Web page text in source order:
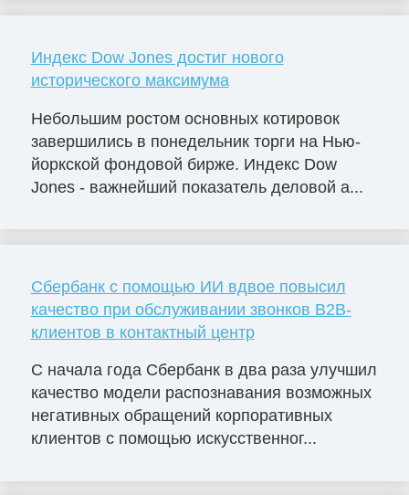
Индекс Dow Jones достиг нового
исторического максимума
Небольшим ростом основных котировок
завершились в понедельник торги на Нью-
йоркской фондовой бирже. Индекс Dow
Jones - важнейший показатель деловой а...
Сбербанк с помощью ИИ вдвое повысил
качество при обслуживании звонков B2B-
клиентов в контактный центр
С начала года Сбербанк в два раза улучшил
качество модели распознавания возможных
негативных обращений корпоративных
клиентов с помощью искусственног...